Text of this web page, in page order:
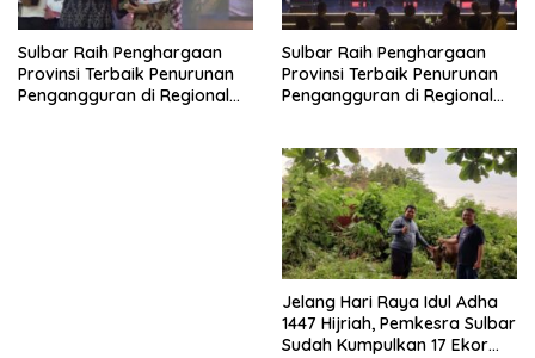
Sulbar Raih Penghargaan
Provinsi Terbaik Penurunan
Pengangguran di Regional
Sulbar Raih Penghargaan
Provinsi Terbaik Penurunan
Pengangguran di Regional
Jelang Hari Raya Idul Adha
1447 Hijriah, Pemkesra Sulbar
Sudah Kumpulkan 17 Ekor